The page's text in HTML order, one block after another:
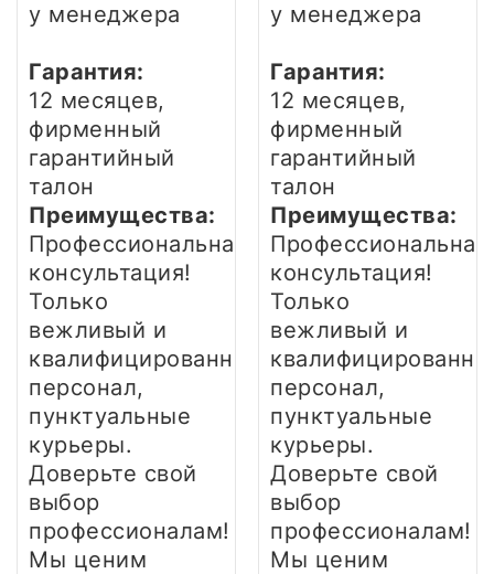
у менеджера
Гарантия:
12 месяцев,
фирменный
гарантийный
талон
Преимущества:
Профессиональная
консультация!
Только
вежливый и
квалифицированный
персонал,
пунктуальные
курьеры.
Доверьте свой
выбор
профессионалам!
Мы ценим
у менеджера
Гарантия:
12 месяцев,
фирменный
гарантийный
талон
Преимущества:
Профессиональная
консультация!
Только
вежливый и
персонал,
пунктуальные
курьеры.
Доверьте свой
выбор
профессионалам!
Мы ценим